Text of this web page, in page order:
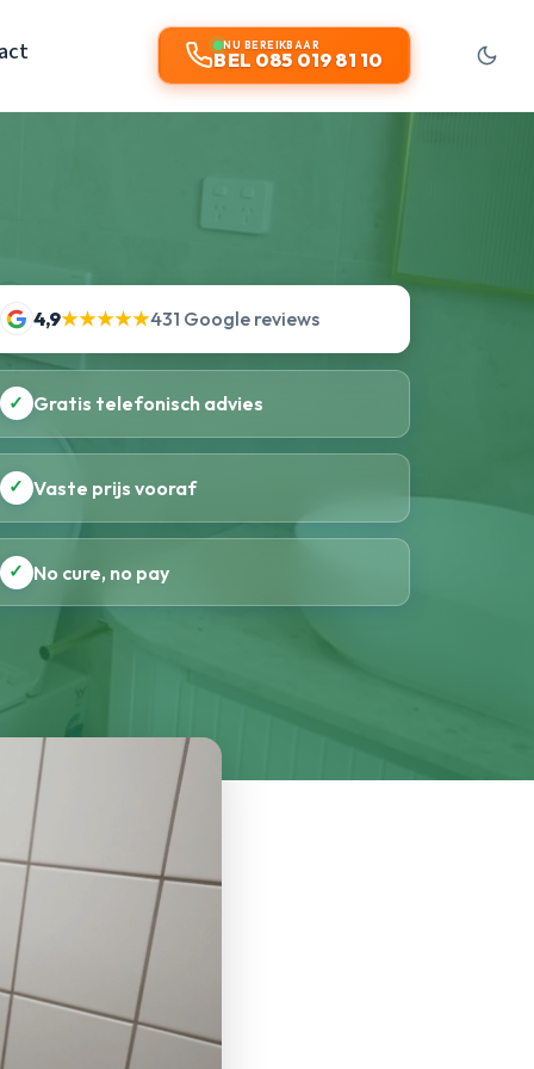
NU BEREIKBAAR
BEL 085 019 81 10
4,9★★★★★431 Google reviews
✓ Gratis telefonisch advies
✓ Vaste prijs vooraf
✓ No cure, no pay